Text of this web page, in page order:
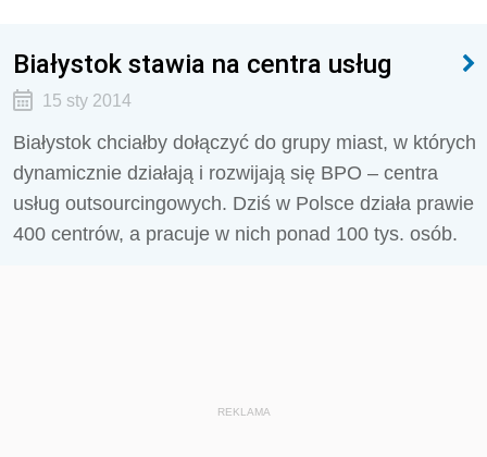
Białystok stawia na centra usług
15 sty 2014
Białystok chciałby dołączyć do grupy miast, w których
dynamicznie działają i rozwijają się BPO – centra
usług outsourcingowych. Dziś w Polsce działa prawie
400 centrów, a pracuje w nich ponad 100 tys. osób.
REKLAMA